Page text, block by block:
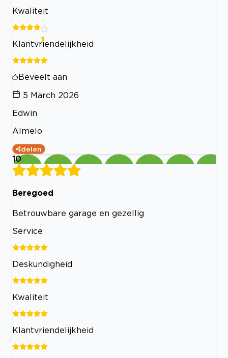
Kwaliteit
Klantvriendelijkheid
Beveelt aan
5 March 2026
Edwin
Almelo
delen
10
Beregoed
Betrouwbare garage en gezellig
Service
Deskundigheid
Kwaliteit
Klantvriendelijkheid